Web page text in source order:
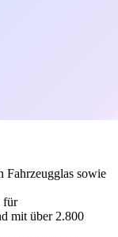
Fahrzeugglas sowie
für
mit über 2.800